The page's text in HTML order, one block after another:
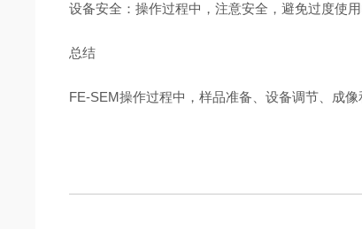
设备安全：操作过程中，注意安全，避免过度使
总结
FE-SEM操作过程中，样品准备、设备调节、成